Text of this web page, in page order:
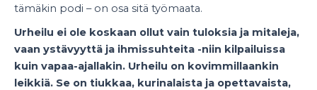
tämäkin podi – on osa sitä työmaata.
Urheilu ei ole koskaan ollut vain tuloksia ja mitaleja,
vaan ystävyyttä ja ihmissuhteita -niin kilpailuissa
kuin vapaa-ajallakin. Urheilu on kovimmillaankin
leikkiä. Se on tiukkaa, kurinalaista ja opettavaista,